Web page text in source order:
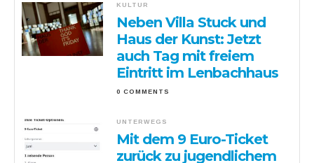
KULTUR
Neben Villa Stuck und
Haus der Kunst: Jetzt
auch Tag mit freiem
Eintritt im Lenbachhaus
0 COMMENTS
UNTERWEGS
Mit dem 9 Euro-Ticket
zurück zu jugendlichem